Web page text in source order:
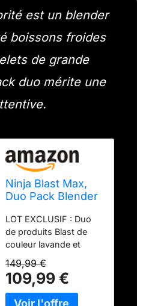
est un blender
boissons froides
de grande
duo mérite une
Ninja Blast Max,
Duo Pack Blender
Capacité de 570ml
BC251EULS
LOT EXCLUSIF : Duo
de produits Blast de
couleur lavande et
NINJA SANS FIL LE
PLUS PUISSANT : avec
un moteur plus
149,99 €
109,99 €